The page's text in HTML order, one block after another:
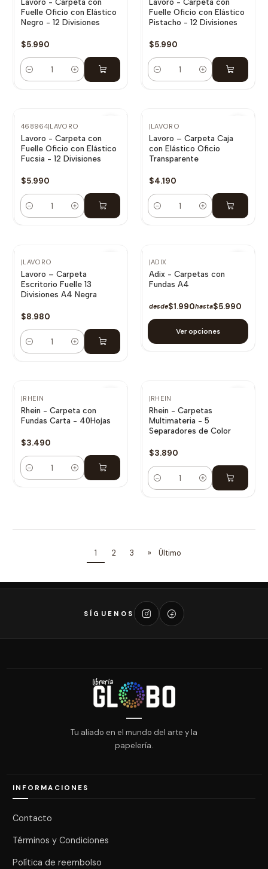
Fuelle Oficio con Elástico
Negro - 12 Divisiones
$5.990
Cantidad
Fuelle Oficio con Elástico
Pistacho - 12 Divisiones
$5.990
Cantidad
468964|LAVORO
Lavoro - Carpeta con
Fuelle Oficio con Elástico
Fucsia - 12 Divisiones
$5.990
Cantidad
|LAVORO
Lavoro – Carpeta Caja
con Elástico Oficio
Transparente
$4.190
Cantidad
|LAVORO
Lavoro – Carpeta
Escritorio Fuelle 13
Divisiones A4 Negra
$8.980
Cantidad
|ADIX
Adix - Carpetas con
Fundas A4
desde$1.990hasta$5.990
Ver opciones
|RHEIN
Rhein - Carpeta con
Fundas Carta - 40Hojas
$3.490
Cantidad
|RHEIN
Rhein - Carpetas
Multimateria - 5
Separadores de Color
$3.890
Cantidad
1 2 3 » Último
SÍGUENOS
Tu aliado en el mundo del arte y la
papelería.
INFORMACIONES
Contacto
Términos y Condiciones
Política de reembolso